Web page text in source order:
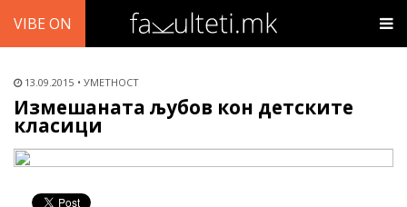
VIBE ON
13.09.2015 УМЕТНОСТ
Измешаната љубов кон детските
класици